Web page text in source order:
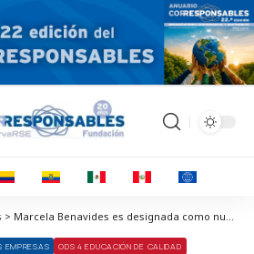
Corresponsables > Noticias > Marcela Benavides es designada como nueva presidente de Empresarios por la Educación
EMPRESAS ODS 4 EDUCACIÓN DE CALIDAD